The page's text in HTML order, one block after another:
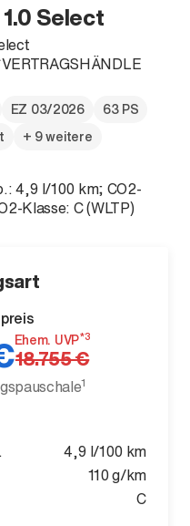
Select
EZ 03/2026
63 PS
+ 9 weitere
4,9 l/100 km; CO2-
Klasse: C (WLTP)
Ehem. UVP*3
18.755 €
1
4,9 l/100 km
110 g/km
C